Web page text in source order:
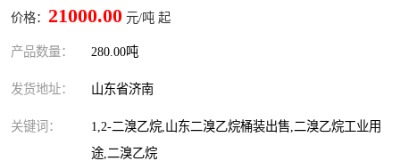
价格： 21000.00 元/吨 起
产品数量： 280.00吨
发货地址： 山东省济南
关键词：
1,2-二溴乙烷,山东二溴乙烷桶装出售,二溴乙烷工业用
途,二溴乙烷
醛类
酯类
烷烃化工原料 合成中间体